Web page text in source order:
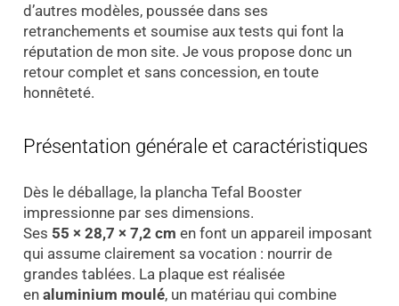
d’autres modèles, poussée dans ses
retranchements et soumise aux tests qui font la
réputation de mon site. Je vous propose donc un
retour complet et sans concession, en toute
honnêteté.
Présentation générale et caractéristiques
Dès le déballage, la plancha Tefal Booster
impressionne par ses dimensions.
Ses 55 × 28,7 × 7,2 cm en font un appareil imposant
qui assume clairement sa vocation : nourrir de
grandes tablées. La plaque est réalisée
en aluminium moulé, un matériau qui combine